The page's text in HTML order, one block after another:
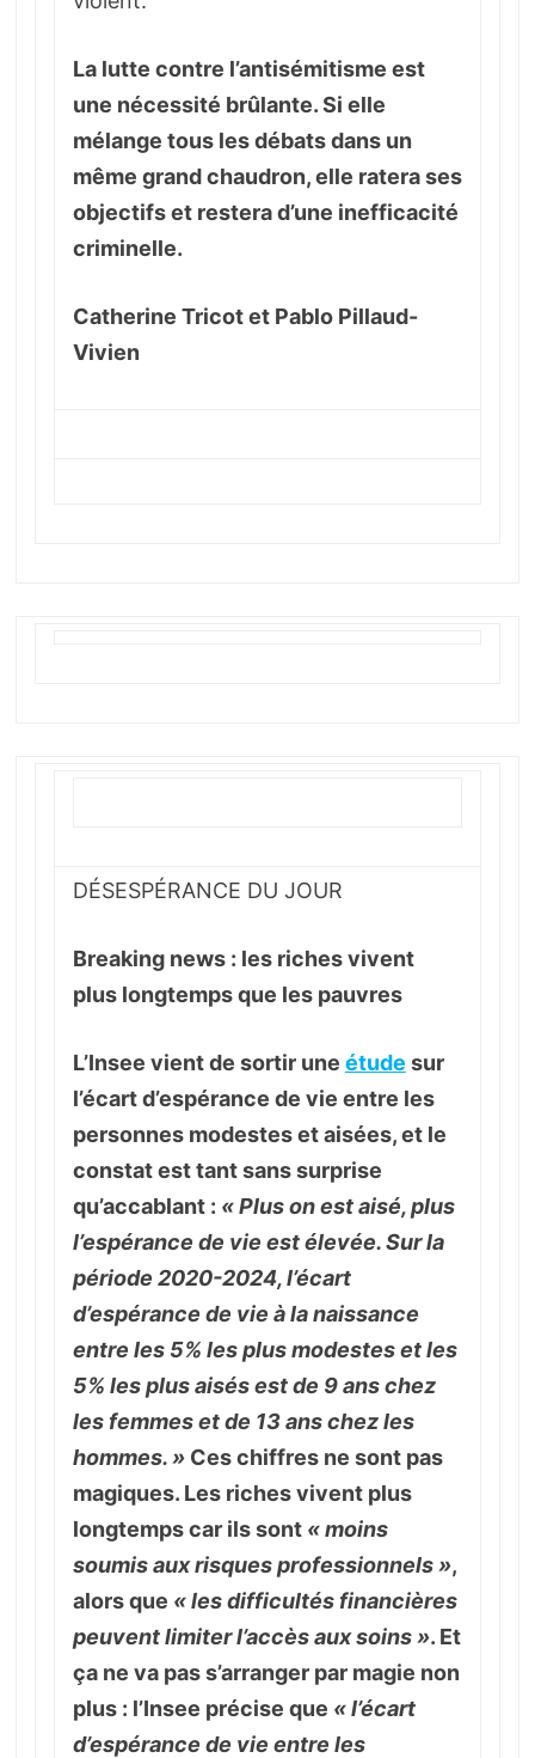
La lutte contre l’antisémitisme est
une nécessité brûlante. Si elle
mélange tous les débats dans un
même grand chaudron, elle ratera ses
objectifs et restera d’une inefficacité
criminelle.
Catherine Tricot et Pablo Pillaud-
Vivien
DÉSESPÉRANCE DU JOUR
Breaking news : les riches vivent
plus longtemps que les pauvres
L’Insee vient de sortir une étude sur
l’écart d’espérance de vie entre les
personnes modestes et aisées, et le
constat est tant sans surprise
qu’accablant : « Plus on est aisé, plus
l’espérance de vie est élevée. Sur la
période 2020-2024, l’écart
d’espérance de vie à la naissance
entre les 5% les plus modestes et les
5% les plus aisés est de 9 ans chez
les femmes et de 13 ans chez les
hommes. » Ces chiffres ne sont pas
magiques. Les riches vivent plus
longtemps car ils sont « moins
soumis aux risques professionnels »,
alors que « les difficultés financières
peuvent limiter l’accès aux soins ». Et
ça ne va pas s’arranger par magie non
plus : l’Insee précise que « l’écart
d’espérance de vie entre les